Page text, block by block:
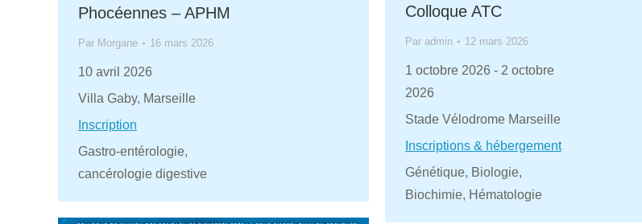
Phocéennes – APHM
Par Morgane 16 mars 2026
10 avril 2026
Villa Gaby, Marseille
Inscription
Gastro-entérologie,
cancérologie digestive
Colloque ATC
Par admin 12 mars 2026
1 octobre 2026 - 2 octobre
2026
Stade Vélodrome Marseille
Inscriptions & hébergement
Génétique, Biologie,
Biochimie, Hématologie